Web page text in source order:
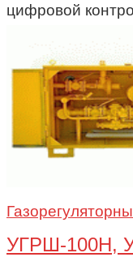
цифровой
УГРШ-100Н,